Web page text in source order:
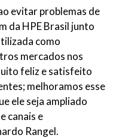
evitar problemas de
da HPE Brasil junto
como
mercados nos
feliz e satisfeito
melhoramos esse
ele seja ampliado
canais e
Rangel.